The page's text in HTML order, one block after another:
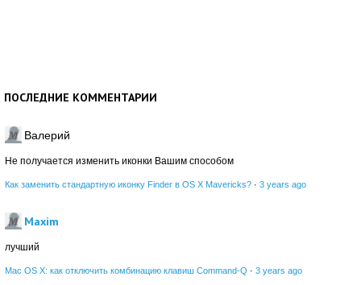
ПОСЛЕДНИЕ КОММЕНТАРИИ
Валерий
Не получается изменить иконки Вашим способом
Как заменить стандартную иконку Finder в OS X Mavericks? · 3 years ago
Maxim
лучший
Mac OS X: как отключить комбинацию клавиш Command-Q · 3 years ago